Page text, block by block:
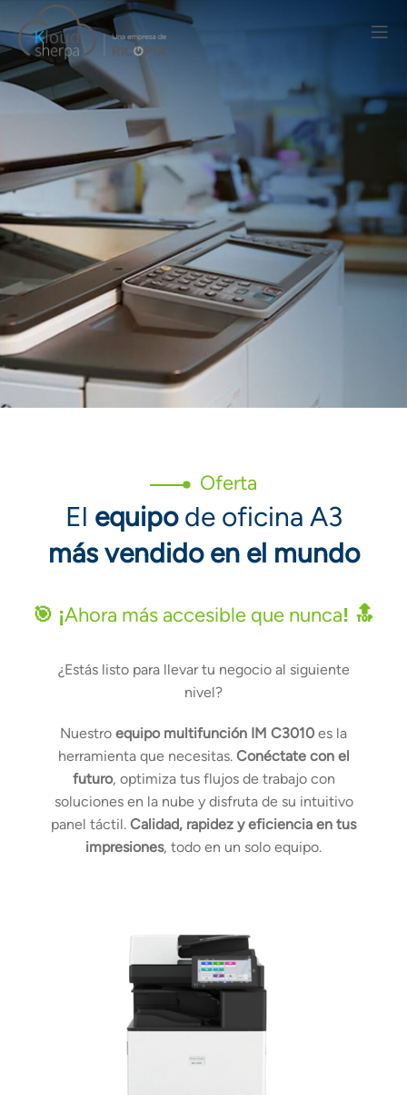
Oferta
El equipode oficina A3
más vendido en el mundo
🎯 ¡Ahora más accesible que nunca! 🔝
¿Estás listo para llevar tu negocio al siguiente
nivel?
Nuestro equipo multifunción IM C3010 es la
herramienta que necesitas. Conéctate con el
futuro, optimiza tus flujos de trabajo con
soluciones en la nube y disfruta de su intuitivo
panel táctil. Calidad, rapidez y eficiencia en tus
impresiones, todo en un solo equipo.